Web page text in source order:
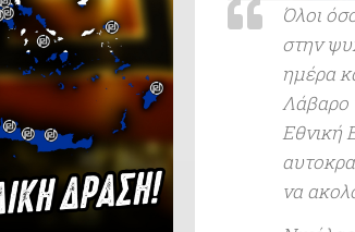
Όλοι
στην
ημέρα
Λάβαρο
Εθνική
να